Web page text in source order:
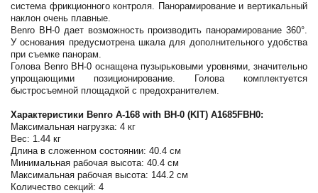
система фрикционного контроля. Панорамирование и вертикальный
наклон очень плавные.
Benro BH-0 дает возможность производить панорамирование 360°.
У основания предусмотрена шкала для дополнительного удобства
при съемке панорам.
Голова Benro BH-0 оснащена пузырьковыми уровнями, значительно
упрощающими позиционирование. Голова комплектуется
быстросъемной площадкой с предохранителем.
Характеристики Benro A-168 with BH-0 (KIT) A1685FBH0:
Максимальная нагрузка: 4 кг
Вес: 1.44 кг
Длина в сложенном состоянии: 40.4 см
Минимальная рабочая высота: 40.4 см
Максимальная рабочая высота: 144.2 см
Количество секций: 4